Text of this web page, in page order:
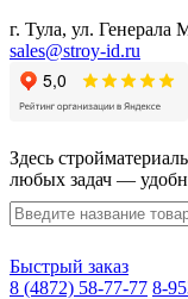
г. Тула, ул. Генерала
sales@stroy-id.ru
Здесь
любых задач —
Быстрый заказ
8 (4872) 58-77-77 8-